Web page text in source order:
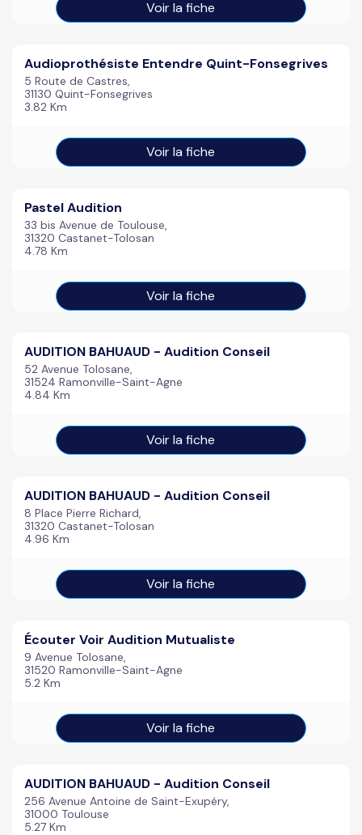
Voir la fiche
Audioprothésiste Entendre Quint-Fonsegrives
5 Route de Castres,
31130 Quint-Fonsegrives
3.82 Km
Voir la fiche
Pastel Audition
33 bis Avenue de Toulouse,
31320 Castanet-Tolosan
4.78 Km
Voir la fiche
AUDITION BAHUAUD - Audition Conseil
52 Avenue Tolosane,
31524 Ramonville-Saint-Agne
4.84 Km
Voir la fiche
AUDITION BAHUAUD - Audition Conseil
8 Place Pierre Richard,
31320 Castanet-Tolosan
4.96 Km
Voir la fiche
Écouter Voir Audition Mutualiste
9 Avenue Tolosane,
31520 Ramonville-Saint-Agne
5.2 Km
Voir la fiche
AUDITION BAHUAUD - Audition Conseil
256 Avenue Antoine de Saint-Exupéry,
31000 Toulouse
5.27 Km